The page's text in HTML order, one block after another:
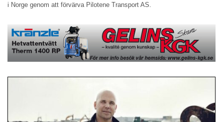
i Norge genom att förvärva Pilotene Transport AS.